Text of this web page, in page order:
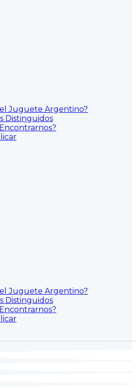
Juguete Argentino?
Distinguidos
Juguete Argentino?
Distinguidos